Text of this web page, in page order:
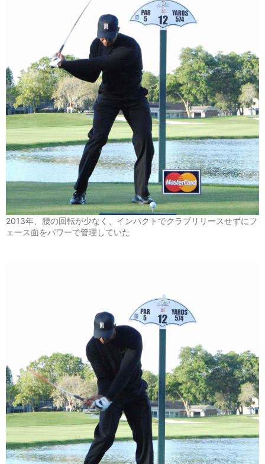
2013年、腰の回転が少なく、インパクトでクラブリリースせずにフ
ェース面をパワーで管理していた